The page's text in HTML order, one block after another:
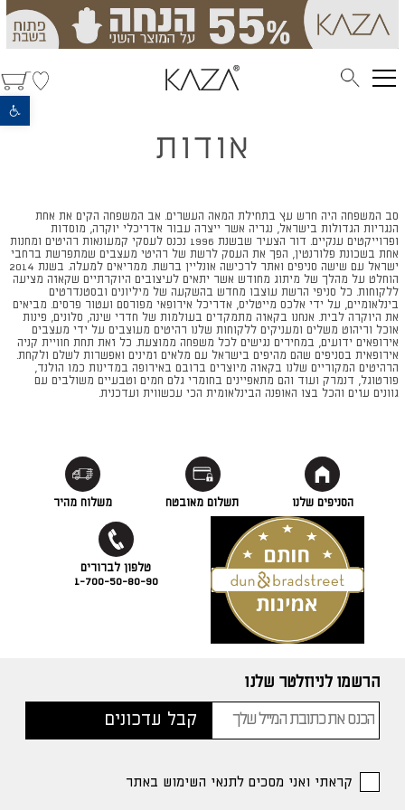
פתח סרגל נגישות
אודות
סב המשפחה היה חרש עץ בתחילת המאה העשרים. אב המשפחה הקים את אחת
הנגריות הגדולות בישראל, נגריה אשר ייצרה עבור אדריכלי יוקרה, מוסדות
ופרוייקטים ענקיים. דור הצעיר שבשנת 1996 נכנס לעסקי קמעונאות רהיטים ומחנות
אחת בשכונת פלורנטין, הפך את העסק לרשת של רהיטי מעצבים שמתפרשת ברחבי
ישראל עם שישה סניפים ואתר לרכישה אונליין ברשת. ממריאים למעלה. בשנת 2014
הוחלט על מהלך של מיתוג מחודש אשר יתאים לעיצובים היוקרתיים שקאזה מציעה
ללקוחות. כל סניפי הרשת עוצבו מחדש בהשקעה של מיליונים ובסטנדרטים
בינלאומיים, על ידי אלכס מייטליס, אדריכל אירופאי מפורסם ועטור פרסים. מביאים
את היוקרה לבית. אנחנו בקאזה מתמקדים בעולמות של חדרי שינה, סלונים, פינות
אוכל וריהוט משלים ומעניקים ללקוחות שלנו רהיטים מעוצבים על ידי מעצבים
אירופאים ידועים, במחירים נגישים לכל משפחה ממוצעת. כל זאת תחת חוויית קניה
אירופאית בסניפים שהם מהיפים בישראל עם מלאים זמינים ואפשרות לשלם ולקחת.
הרהיטים המקוריים שלנו בקאזה מיוצרים ברובם באירופה במדינות כמו הולנד,
פורטוגל, דנמרק ועוד והם מתאפיינים בחומרי גלם חמים וטבעיים משולבים עם
גוונים עזים והכל בצו האופנה הבינלאומית הכי עכשווית ועדכנית.
הסניפים שלנו תשלום מאובטח משלוח מהיר
1-700-50-80-90
הרשמו לניוזלטר שלנו
קראתי ואני מסכים לתנאי השימוש באתר